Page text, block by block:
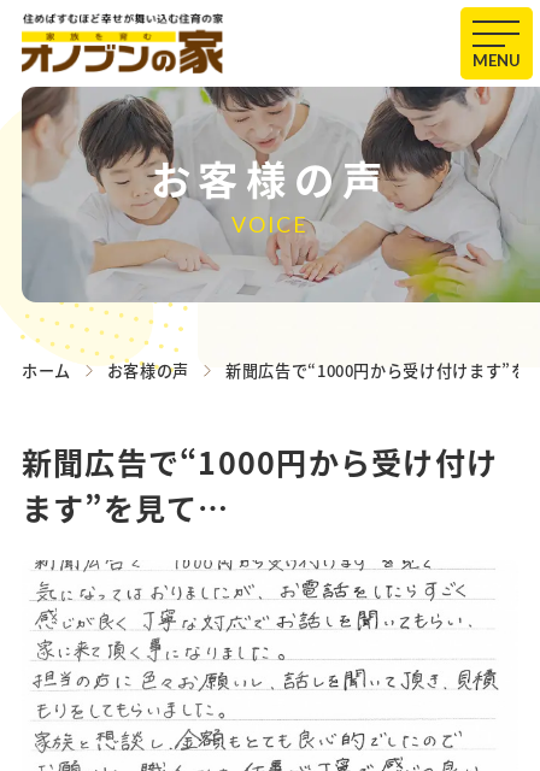
MENU
お客様の声
VOICE
ホーム お客様の声 新聞広告で“1000円から受け付けます”を
新聞広告で“1000円から受け付け
ます”を見て…